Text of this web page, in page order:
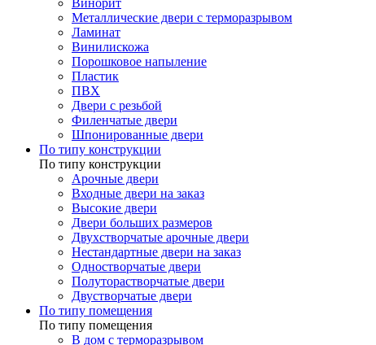
Винорит
Металлические двери с терморазрывом
Ламинат
Винилискожа
Порошковое напыление
Пластик
ПВХ
Двери с резьбой
Филенчатые двери
Шпонированные двери
По типу конструкции
По типу конструкции
Арочные двери
Входные двери на заказ
Высокие двери
Двери больших размеров
Двухстворчатые арочные двери
Нестандартные двери на заказ
Одностворчатые двери
Полуторастворчатые двери
Двустворчатые двери
По типу помещения
По типу помещения
В дом с терморазрывом